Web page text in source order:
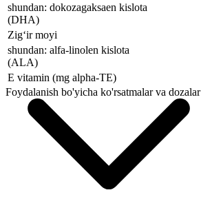
shundan: dokozagaksaen kislota
(DHA)
Zigʻir moyi
shundan: alfa‑linolen kislota
(ALA)
E vitamin (mg alpha‑TE)
Foydalanish bo'yicha ko'rsatmalar va dozalar